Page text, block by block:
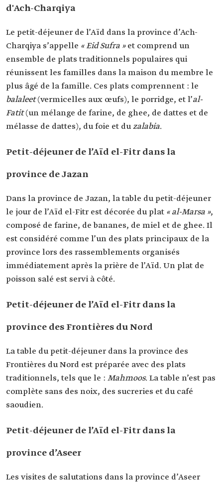
d'Ach-Charqiya
Le petit-déjeuner de l’Aïd dans la province d’Ach-
Charqiya s’appelle « Eid Sufra »et comprend un
ensemble de plats traditionnels populaires qui
réunissent les familles dans la maison du membre le
plus âgé de la famille. Ces plats comprennent : le
balaleet(vermicelles aux œufs), le porridge, et l’al-
Fatit(un mélange de farine, de ghee, de dattes et de
mélasse de dattes), du foie et duzalabia.
Petit-déjeuner de l’Aïd el-Fitr dans la
province de Jazan
Dans la province de Jazan, la table du petit-déjeuner
le jour de l’Aïd el-Fitr est décorée du plat « al-Marsa »,
composé de farine, de bananes, de miel et de ghee. Il
est considéré comme l’un des plats principaux de la
province lors des rassemblements organisés
immédiatement après la prière de l’Aïd. Un plat de
poisson salé est servi à côté.
Petit-déjeuner de l’Aïd el-Fitr dans la
province des Frontières du Nord
La table du petit-déjeuner dans la province des
Frontières du Nord est préparée avec des plats
traditionnels, tels que le : Mahmoos. La table n’est pas
complète sans des noix, des sucreries et du café
saoudien.
Petit-déjeuner de l’Aïd el-Fitr dans la
province d’Aseer
Les visites de salutations dans la province d’Aseer